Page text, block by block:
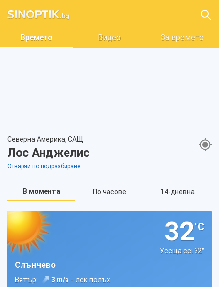
Времето Видео За времето
Северна Америка, САЩ
Лос Анджелис
Отваряй по подразбиране
В момента По часове 14-дневна
32°C
Усеща се: 32°
Слънчево
Вятър: 3 m/s - лек полъх